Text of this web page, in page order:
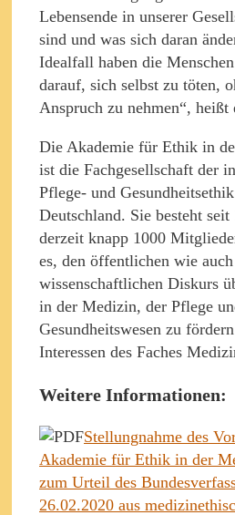
Lebensende in unserer
sind und was sich daran
Idealfall haben die
darauf, sich selbst zu töten,
Anspruch zu nehmen“, heißt
Die Akademie für Ethik in
ist die Fachgesellschaft der
Pflege- und
Deutschland. Sie besteht
derzeit knapp 1000
es, den öffentlichen wie auch
wissenschaftlichen Diskurs
in der Medizin, der Pflege
Gesundheitswesen zu
Interessen des Faches
Weitere Informationen:
Stellungnahme des
Akademie für Ethik in der
zum Urteil des
26.02.2020 aus